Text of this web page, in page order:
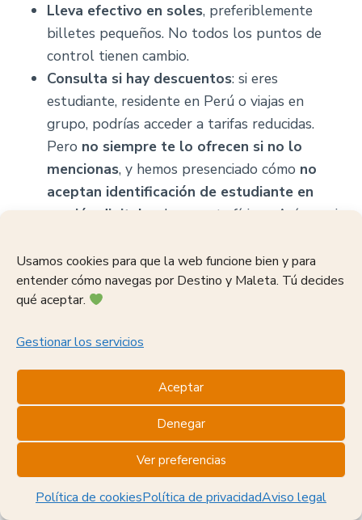
Usamos cookies para que la web funcione bien y para
entender cómo navegas por Destino y Maleta. Tú decides
qué aceptar.
Gestionar los servicios
Aceptar
Denegar
Ver preferencias
Política de cookiesPolítica de privacidadAviso legal
Lleva efectivo en soles, preferiblemente
billetes pequeños. No todos los puntos de
control tienen cambio.
Consulta si hay descuentos: si eres
estudiante, residente en Perú o viajas en
grupo, podrías acceder a tarifas reducidas.
Pero no siempre te lo ofrecen si no lo
mencionas, y hemos presenciado cómo no
aceptan identificación de estudiante en
versión digital , solo carnets físicos. Así que si
impreso y vigente.
Si vas por libre, infórmate bien sobre el
punto de pago, el horario de ingreso y si
Este consejo aplica también a otros lugares de
interés cultural, como el Museo Arqueológico de
sitio arqueológico de Chavín de
Huántar, donde también hay tarifas diferenciadas
y horarios específicos. Preguntar antes te ahorra
tiempo, dinero y posibles frustraciones.